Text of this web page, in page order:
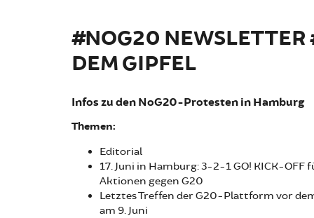
#NOG20 NEWSLETTER
DEM GIPFEL
Infos zu den NoG20-Protesten in Hamburg
Themen:
Editorial
17. Juni in Hamburg: 3-2-1 GO! KICK-OFF
Aktionen gegen G20
Letztes Treffen der G20-Plattform vor
am 9. Juni